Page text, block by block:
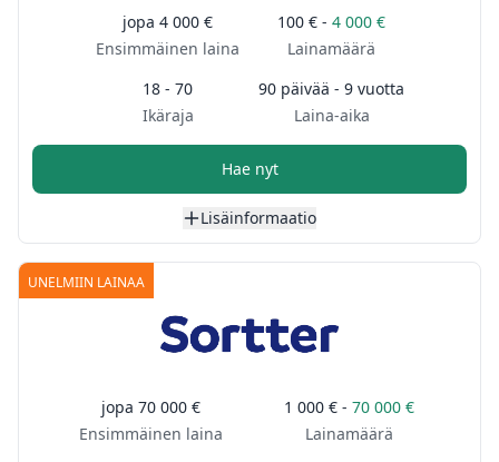
jopa 4 000 €
Ensimmäinen laina
100 € - 4 000 €
Lainamäärä
18 - 70
Ikäraja
90 päivää - 9 vuotta
Laina-aika
Hae nyt
Lisäinformaatio
UNELMIIN LAINAA
jopa 70 000 €
Ensimmäinen laina
1 000 € - 70 000 €
Lainamäärä